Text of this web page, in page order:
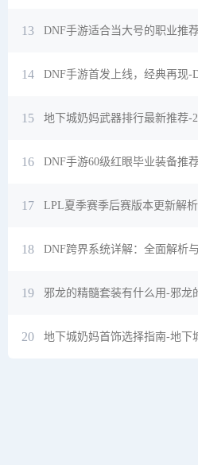
13
14
15
16
17
18
19
20